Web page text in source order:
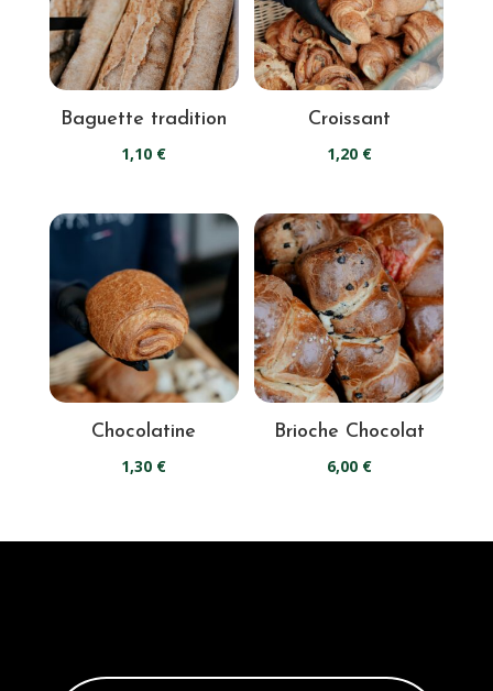
Baguette tradition
1,10 €
Croissant
1,20 €
Chocolatine
1,30 €
Brioche Chocolat
6,00 €